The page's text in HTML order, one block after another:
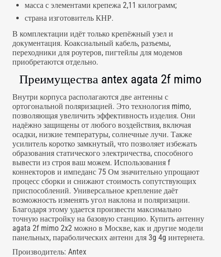
масса с элементами крепежа 2,11 килограмм;
страна изготовитель КНР.
В комплектации идёт только крепёжный узел и
документация. Коаксиальный кабель, разъемы,
переходники для роутеров, пигтейлы для модемов
приобретаются отдельно.
Преимущества antex agata 2f mimo
Внутри корпуса располагаются две антенны с
ортогональной поляризацией. Это технология mimo,
позволяющая увеличить эффективность изделия. Они
надёжно защищены от любого воздействия, включая
осадки, низкие температуры, солнечные лучи. Также
усилитель коротко замкнутый, что позволяет избежать
образования статического электричества, способного
вывести из строя ваш можем. Использования f
коннекторов и импеданс 75 Ом значительно упрощают
процесс сборки и снижают стоимость сопутствующих
приспособлений. Универсальное крепление даёт
возможность изменять угол наклона и поляризации.
Благодаря этому удается произвести максимально
точную настройку на базовую станцию. Купить антенну
agata 2f mimo 2x2 можно в Москве, как и другие модели
панельных, параболических антенн для 3g 4g интернета.
Производитель: Antex